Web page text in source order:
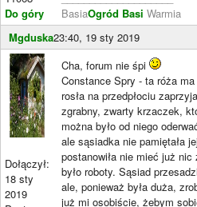
Do góry
BasiaOgród Basi Warmia
Mgduska23:40, 19 sty 2019
Dołączył:
18 sty
2019
Cha, forum nie śpi
Constance Spry - ta róża
rosła na przedpłociu
zgrabny, zwarty krzaczek,
można było od niego
ale sąsiadka nie pamiętała
postanowiła nie mieć już
było roboty. Sąsiad
ale, ponieważ była duża,
już mi osobiście, żebym